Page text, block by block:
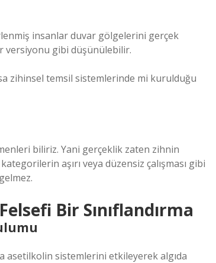
insanlar duvar gölgelerini gerçek
versiyonu gibi düşünülebilir.
zihinsel temsil sistemlerinde mi kurulduğu
biliriz. Yani gerçeklik zaten zihnin
aşırı veya düzensiz çalışması gibi
Bir Sınıflandırma
asetilkolin sistemlerini etkileyerek algıda